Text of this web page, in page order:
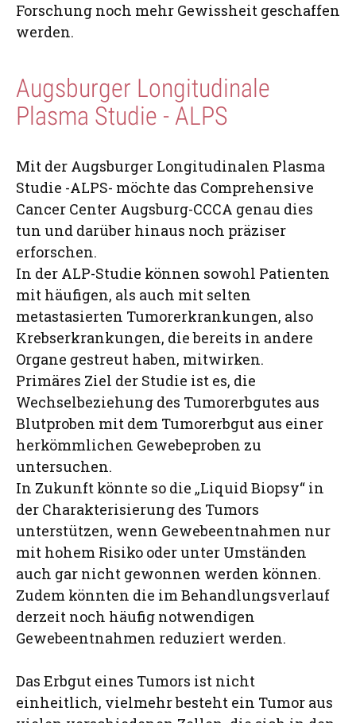
Forschung noch mehr Gewissheit geschaffen
werden.
Augsburger Longitudinale
Plasma Studie - ALPS
Mit der Augsburger Longitudinalen Plasma
Studie -ALPS- möchte das Comprehensive
Cancer Center Augsburg-CCCA genau dies
tun und darüber hinaus noch präziser
erforschen.
In der ALP-Studie können sowohl Patienten
mit häufigen, als auch mit selten
metastasierten Tumorerkrankungen, also
Krebserkrankungen, die bereits in andere
Organe gestreut haben, mitwirken.
Primäres Ziel der Studie ist es, die
Wechselbeziehung des Tumorerbgutes aus
Blutproben mit dem Tumorerbgut aus einer
herkömmlichen Gewebeproben zu
untersuchen.
In Zukunft könnte so die „Liquid Biopsy“ in
der Charakterisierung des Tumors
unterstützen, wenn Gewebeentnahmen nur
mit hohem Risiko oder unter Umständen
auch gar nicht gewonnen werden können.
Zudem könnten die im Behandlungsverlauf
derzeit noch häufig notwendigen
Gewebeentnahmen reduziert werden.
Das Erbgut eines Tumors ist nicht
einheitlich, vielmehr besteht ein Tumor aus